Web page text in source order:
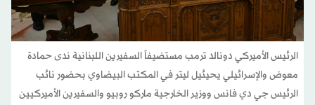
الرئيس الأميركي دونالد ترمب مستضيفاً السفيرين اللبنانية ندى حمادة
معوض والإسرائيلي يحيئيل ليتر في المكتب البيضاوي بحضور نائب
الرئيس جي دي فانس ووزير الخارجية ماركو روبيو والسفيرين الأميركيين